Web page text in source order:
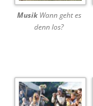
MusikWann geht es
denn los?